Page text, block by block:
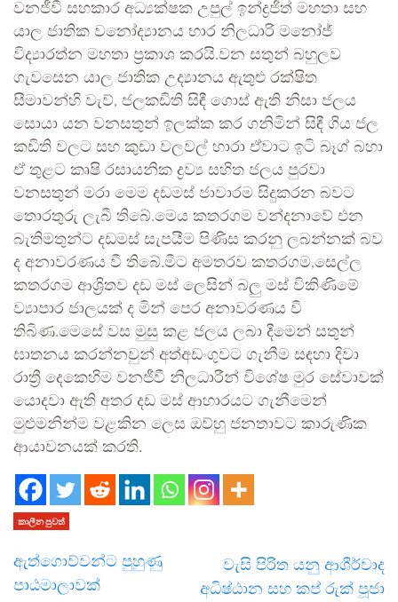
වනජීවී සහකාර අධ්‍යක්ෂක උපුල් ඉන්ද්‍රජිත් මහතා සහ
යාල ජාතික වනෝද්‍යානය භාර නිලධාරි මනෝජ්
විද්‍යාරත්න මහතා ප්‍රකාශ කරයි.වන සතුන් බහුලව
ගැවසෙන යාල ජාතික උද්‍යානය ඇතුළු රක්ෂිත
සීමාවන්හි වැව්, ජලකඩිති සිඳී ගොස් ඇති නිසා ජලය
සොයා යන වනසතුන් ඉලක්ක කර ගනිමින් සිඳී ගිය ජල
කඩිති වලට සහ කුඩා වලවල් හාරා ඒවාට ඉටි බෑග් බහා
ඒ තුළට කෘෂි රසායනික ද්‍රව්‍ය සහිත ජලය පුරවා
වනසතුන් මරා මෙම දඩමස් ජාවාරම සිදුකරන බවට
තොරතුරු ලැබී තිබේ.මෙය කතරගම වන්දනාවේ එන
බැතිමතුන්ට දඩමස් සැපයීම පිණිස කරනු ලබන්නක් බව
ද අනාවරණය වී තිබේ.මීට අමතරව කතරගම,සෙල්ල
කතරගම ආශ්‍රිතව දඩ මස් ලෙසින් බලු මස් විකිණිමේ
ව්‍යාපාර ජාලයක් ද මින් පෙර අනාවරණය වී
තිබිණ.මෙසේ වස මුසු කළ ජලය ලබා දීමෙන් සතුන්
ඝාතනය කරන්නවුන් අත්අඩංගුවට ගැනීම සඳහා දිවා
රාත්‍රී දෙකෙහිම වනජීවී නිලධාරීන් විශේෂ මුර සේවාවක්
යොදවා ඇති අතර දඩ මස් ආහාරයට ගැනීමෙන්
මුළුමනින්ම වළකින ලෙස ඔව්හු ජනතාවට කාරුණික
ආයාචනයක් කරති.
කාලීන පුවත්
ඇත්ගොව්වන්ට පුහුණු
පාඨමාලාවක්
වැසි පිරිත යනු ආශීර්වාද
අධිෂ්ඨාන සහ කප් රුක් පූජා